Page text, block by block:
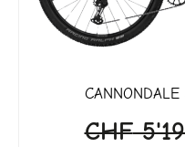
CANNONDALE
CHF